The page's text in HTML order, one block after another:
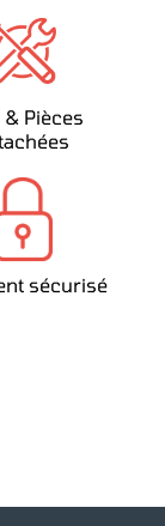
& Pièces
sécurisé